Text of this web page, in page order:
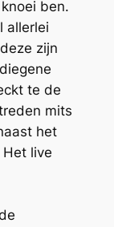
ben.
allerlei
zijn
te de
mits
het
live